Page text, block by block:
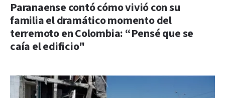
Paranaense contó cómo vivió con su
familia el dramático momento del
terremoto en Colombia: “Pensé que se
caía el edificio"